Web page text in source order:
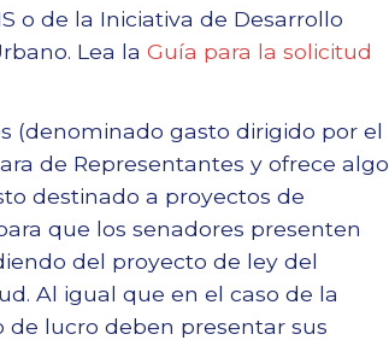
o de la Iniciativa de Desarrollo
Lea la Guía para la solicitud
(denominado gasto dirigido por el
de Representantes y ofrece algo
destinado a proyectos de
que los senadores presenten
del proyecto de ley del
Al igual que en el caso de la
de lucro deben presentar sus